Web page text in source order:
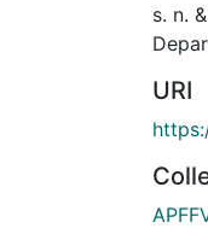
s. n.
URI